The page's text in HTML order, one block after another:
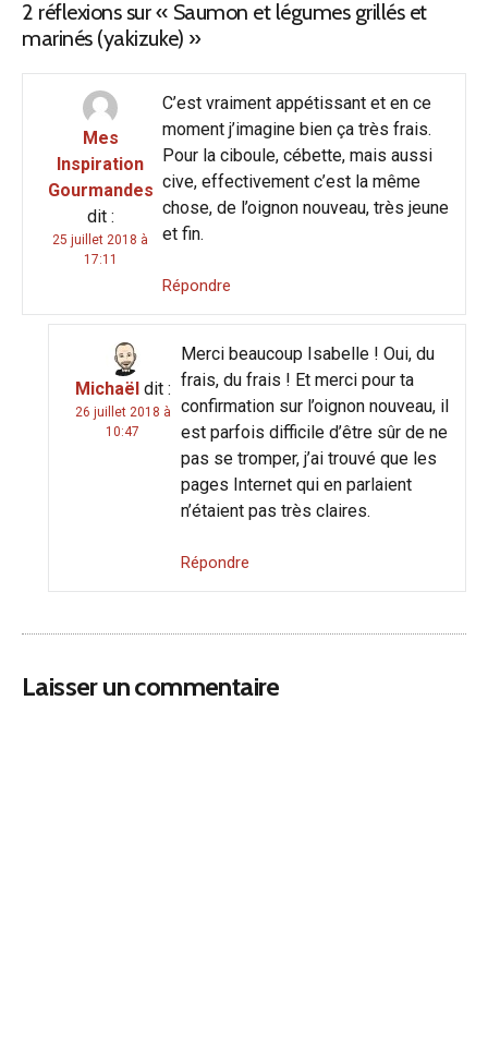
2 réflexions sur « Saumon et légumes grillés et
marinés (yakizuke) »
Mes
Inspiration
Gourmandes
dit :
25 juillet 2018 à
17:11
C’est vraiment appétissant et en ce
moment j’imagine bien ça très frais.
Pour la ciboule, cébette, mais aussi
cive, effectivement c’est la même
chose, de l’oignon nouveau, très jeune
et fin.
Répondre
Michaël dit :
26 juillet 2018 à
10:47
Merci beaucoup Isabelle ! Oui, du
frais, du frais ! Et merci pour ta
confirmation sur l’oignon nouveau, il
est parfois difficile d’être sûr de ne
pas se tromper, j’ai trouvé que les
pages Internet qui en parlaient
n’étaient pas très claires.
Répondre
Laisser un commentaire